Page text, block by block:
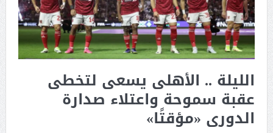
الليلة .. الأهلى يسعى لتخطى
عقبة سموحة واعتلاء صدارة
الدورى «مؤقتًا»